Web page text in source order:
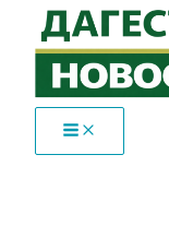
Перейти
содержимому